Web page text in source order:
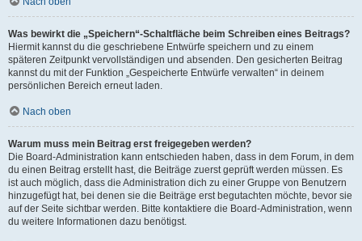
Was bewirkt die „Speichern“-Schaltfläche beim Schreiben eines Beitrags?
Hiermit kannst du die geschriebene Entwürfe speichern und zu einem
späteren Zeitpunkt vervollständigen und absenden. Den gesicherten Beitrag
kannst du mit der Funktion „Gespeicherte Entwürfe verwalten“ in deinem
persönlichen Bereich erneut laden.
Nach oben
Warum muss mein Beitrag erst freigegeben werden?
Die Board-Administration kann entschieden haben, dass in dem Forum, in dem
du einen Beitrag erstellt hast, die Beiträge zuerst geprüft werden müssen. Es
ist auch möglich, dass die Administration dich zu einer Gruppe von Benutzern
hinzugefügt hat, bei denen sie die Beiträge erst begutachten möchte, bevor sie
auf der Seite sichtbar werden. Bitte kontaktiere die Board-Administration, wenn
du weitere Informationen dazu benötigst.